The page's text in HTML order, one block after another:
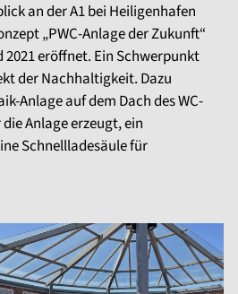
an der A1 bei Heiligenhafen
„PWC-Anlage der Zukunft“
eröffnet. Ein Schwerpunkt
der Nachhaltigkeit. Dazu
Anlage auf dem Dach des WC-
Anlage erzeugt, ein
Schnellladesäule für